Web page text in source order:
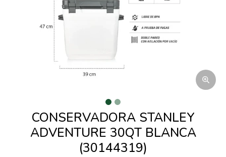
CONSERVADORA STANLEY
ADVENTURE 30QT BLANCA
(30144319)